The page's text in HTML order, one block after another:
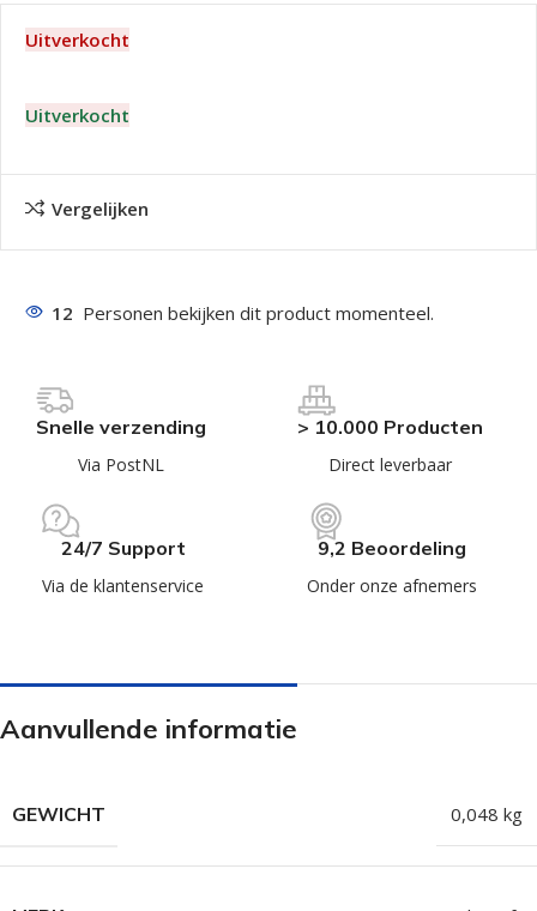
Uitverkocht
Uitverkocht
Vergelijken
12 Personen bekijken dit product momenteel.
Snelle verzending
Via PostNL
> 10.000 Producten
Direct leverbaar
24/7 Support
Via de klantenservice
9,2 Beoordeling
Onder onze afnemers
Aanvullende informatie
GEWICHT 0,048 kg